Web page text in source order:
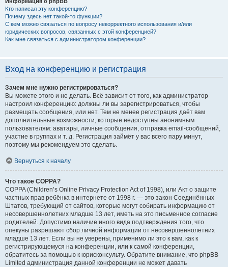
Кто написал эту конференцию?
Почему здесь нет такой-то функции?
С кем можно связаться по вопросу некорректного использования и/или
юридических вопросов, связанных с этой конференцией?
Как мне связаться с администратором конференции?
Вход на конференцию и регистрация
Зачем мне нужно регистрироваться?
Вы можете этого и не делать. Всё зависит от того, как администратор
настроил конференцию: должны ли вы зарегистрироваться, чтобы
размещать сообщения, или нет. Тем не менее регистрация даёт вам
дополнительные возможности, которые недоступны анонимным
пользователям: аватары, личные сообщения, отправка email-сообщений,
участие в группах и т. д. Регистрация займёт у вас всего пару минут,
поэтому мы рекомендуем это сделать.
Вернуться к началу
Что такое COPPA?
COPPA (Children’s Online Privacy Protection Act of 1998), или Акт о защите
частных прав ребёнка в интернете от 1998 г. — это закон Соединённых
Штатов, требующий от сайтов, которые могут собирать информацию от
несовершеннолетних младше 13 лет, иметь на это письменное согласие
родителей. Допустимо наличие иного вида подтверждения того, что
опекуны разрешают сбор личной информации от несовершеннолетних
младше 13 лет. Если вы не уверены, применимо ли это к вам, как к
регистрирующемуся на конференции, или к самой конференции,
обратитесь за помощью к юрисконсульту. Обратите внимание, что phpBB
Limited администрация данной конференции не может давать